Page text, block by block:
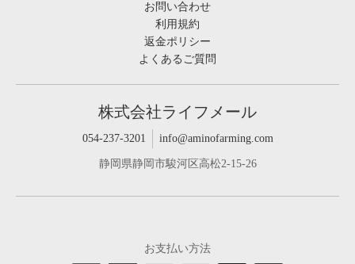
お問い合わせ
利用規約
返金ポリシー
よくあるご質問
株式会社ライフメール
054-237-3201 info@aminofarming.com
静岡県静岡市駿河区高松2-15-26
お支払い方法